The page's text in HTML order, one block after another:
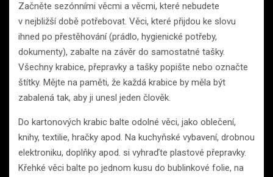
Začněte sezónními věcmi a věcmi, které nebudete
v nejbližší době potřebovat. Věci, které přijdou ke slovu
ihned po přestěhování (prádlo, hygienické potřeby,
dokumenty), zabalte na závěr do samostatné tašky.
Všechny krabice, přepravky a tašky popište nebo označte
štítky. Mějte na paměti, že každá krabice by měla být
zabalená tak, aby ji unesl jeden člověk.
Do kartonových krabic balte odolné věci, jako oblečení,
knihy, textilie, hračky apod. Na kuchyňské vybavení, drobnou
elektroniku, doplňky apod. si vyhraďte plastové přepravky.
Křehké věci balte po jednom kusu do bublinkové folie, na